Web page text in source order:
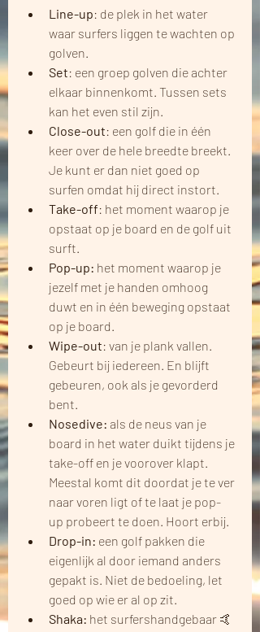
Line-up: de plek in het water
waar surfers liggen te wachten op
golven.
Set: een groep golven die achter
elkaar binnenkomt. Tussen sets
kan het even stil zijn.
Close-out: een golf die in één
keer over de hele breedte breekt.
Je kunt er dan niet goed op
surfen omdat hij direct instort.
Take-off: het moment waarop je
opstaat op je board en de golf uit
surft.
Pop-up: het moment waarop je
jezelf met je handen omhoog
duwt en in één beweging opstaat
op je board.
Wipe-out: van je plank vallen.
Gebeurt bij iedereen. En blijft
gebeuren, ook als je gevorderd
bent.
Nosedive: als de neus van je
board in het water duikt tijdens je
take-off en je voorover klapt.
Meestal komt dit doordat je te ver
naar voren ligt of te laat je pop-
up probeert te doen. Hoort erbij.
Drop-in: een golf pakken die
eigenlijk al door iemand anders
gepakt is. Niet de bedoeling, let
goed op wie er al op zit.
Shaka: het surfershandgebaar 🤙